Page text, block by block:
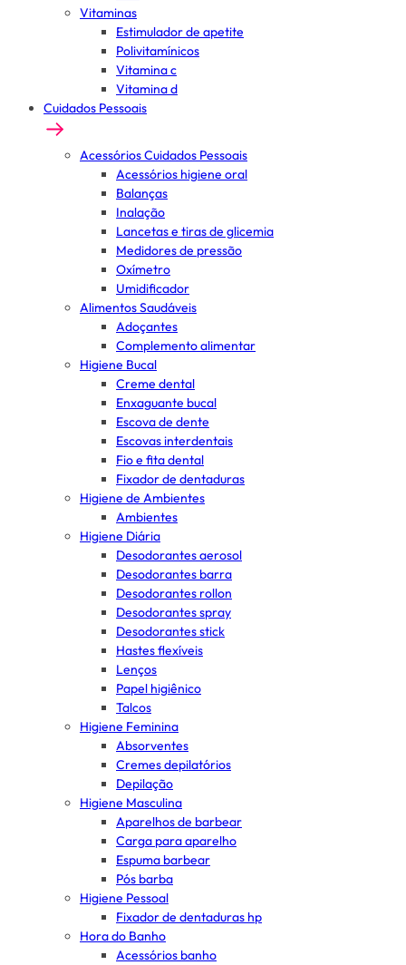
Vitaminas
Estimulador de apetite
Polivitamínicos
Vitamina c
Vitamina d
Cuidados Pessoais
Acessórios Cuidados Pessoais
Acessórios higiene oral
Balanças
Inalação
Lancetas e tiras de glicemia
Medidores de pressão
Oxímetro
Umidificador
Alimentos Saudáveis
Adoçantes
Complemento alimentar
Higiene Bucal
Creme dental
Enxaguante bucal
Escova de dente
Escovas interdentais
Fio e fita dental
Fixador de dentaduras
Higiene de Ambientes
Ambientes
Higiene Diária
Desodorantes aerosol
Desodorantes barra
Desodorantes rollon
Desodorantes spray
Desodorantes stick
Hastes flexíveis
Lenços
Papel higiênico
Talcos
Higiene Feminina
Absorventes
Cremes depilatórios
Depilação
Higiene Masculina
Aparelhos de barbear
Carga para aparelho
Espuma barbear
Pós barba
Higiene Pessoal
Fixador de dentaduras hp
Hora do Banho
Acessórios banho